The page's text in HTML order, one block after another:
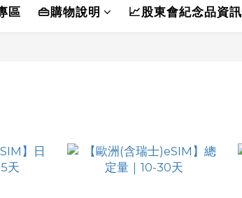
區 👜購物說明 📈股東會紀念品資訊